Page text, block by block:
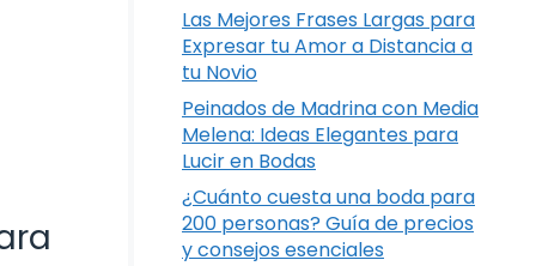
Las Mejores Frases Largas para
Expresar tu Amor a Distancia a
tu Novio
Peinados de Madrina con Media
Melena: Ideas Elegantes para
Lucir en Bodas
¿Cuánto cuesta una boda para
200 personas? Guía de precios
y consejos esenciales